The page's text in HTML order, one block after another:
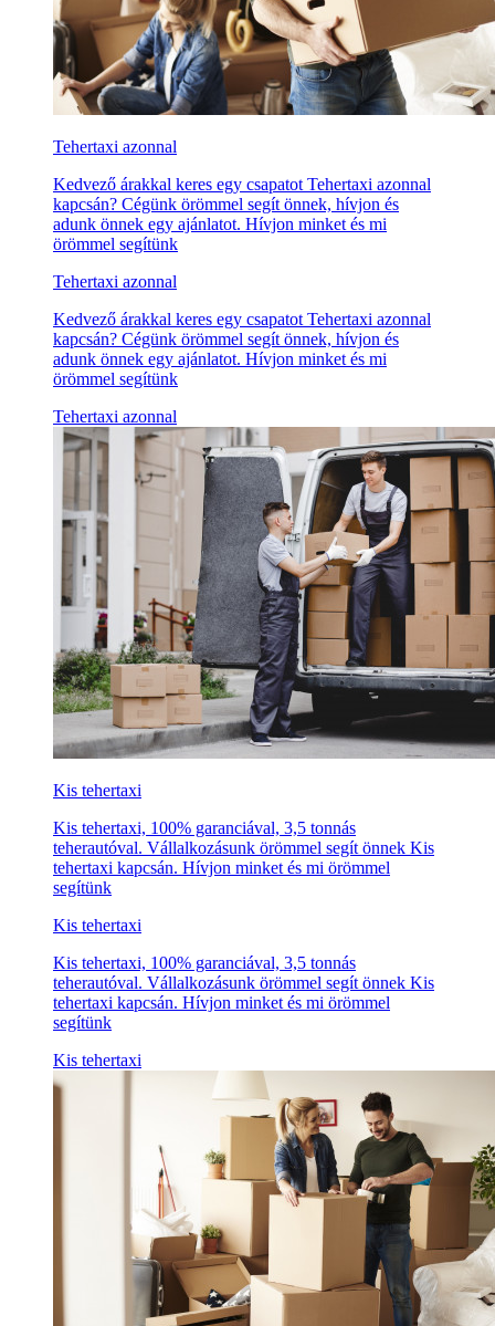
Tehertaxi azonnal
Kedvező árakkal keres egy csapatot Tehertaxi azonnal
kapcsán? Cégünk örömmel segít önnek, hívjon és
adunk önnek egy ajánlatot. Hívjon minket és mi
örömmel segítünk
Tehertaxi azonnal
Kedvező árakkal keres egy csapatot Tehertaxi azonnal
kapcsán? Cégünk örömmel segít önnek, hívjon és
adunk önnek egy ajánlatot. Hívjon minket és mi
örömmel segítünk
Tehertaxi azonnal
Kis tehertaxi
Kis tehertaxi, 100% garanciával, 3,5 tonnás
teherautóval. Vállalkozásunk örömmel segít önnek Kis
tehertaxi kapcsán. Hívjon minket és mi örömmel
segítünk
Kis tehertaxi
Kis tehertaxi, 100% garanciával, 3,5 tonnás
teherautóval. Vállalkozásunk örömmel segít önnek Kis
tehertaxi kapcsán. Hívjon minket és mi örömmel
segítünk
Kis tehertaxi